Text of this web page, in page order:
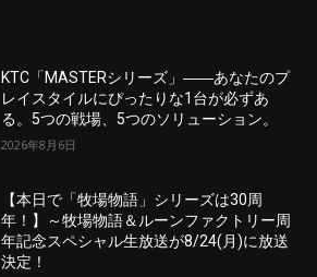
KTC「MASTERシリーズ」――あなたのプ
レイスタイルにぴったりな1台が必ずあ
る。5つの戦場、5つのソリューション。
2026年8月6日
【本日で「牧場物語」シリーズは30周
年！】～牧場物語＆ルーンファクトリー周
年記念スペシャル生放送が8/24(月)に放送
決定！